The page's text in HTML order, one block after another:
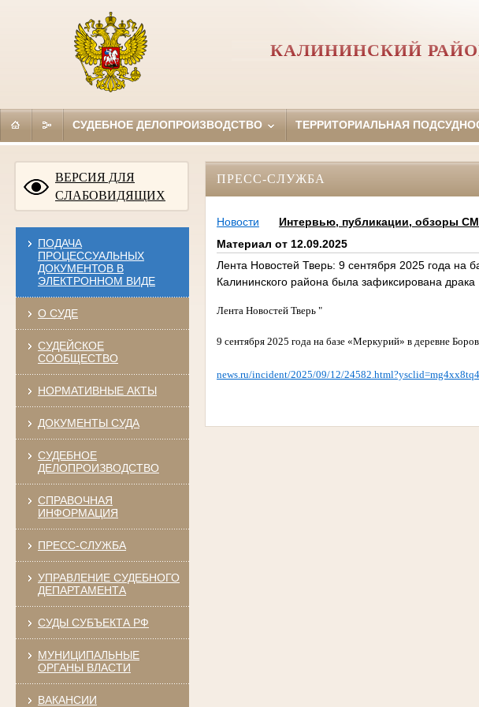
КАЛИНИНСКИЙ
СУДЕБНОЕ ДЕЛОПРОИЗВОДСТВО ТЕРРИТОРИАЛЬНАЯ
ВЕРСИЯ ДЛЯ
СЛАБОВИДЯЩИХ
ПОДАЧА
ПРОЦЕССУАЛЬНЫХ
ДОКУМЕНТОВ В
ЭЛЕКТРОННОМ ВИДЕ
О СУДЕ
СУДЕЙСКОЕ
СООБЩЕСТВО
НОРМАТИВНЫЕ АКТЫ
ДОКУМЕНТЫ СУДА
СУДЕБНОЕ
ДЕЛОПРОИЗВОДСТВО
СПРАВОЧНАЯ
ИНФОРМАЦИЯ
ПРЕСС-СЛУЖБА
УПРАВЛЕНИЕ СУДЕБНОГО
ДЕПАРТАМЕНТА
СУДЫ СУБЪЕКТА РФ
МУНИЦИПАЛЬНЫЕ
ОРГАНЫ ВЛАСТИ
ВАКАНСИИ
ПРЕСС-СЛУЖБА
Новости
Интервью, публикации, обзоры
Материал от 12.09.2025
Лента Новостей Тверь: 9 сентября 2025 года на
Калининского района была зафиксирована драка
Лента Новостей Тверь "
9 сентября 2025 года на базе «Меркурий» в деревне
news.ru/incident/2025/09/12/